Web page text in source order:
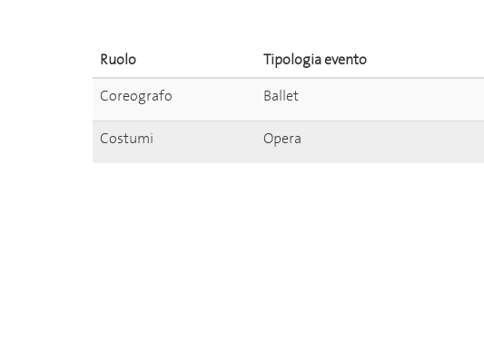
Ruolo Tipologia evento
Coreografo
Ballet
Costumi Opera